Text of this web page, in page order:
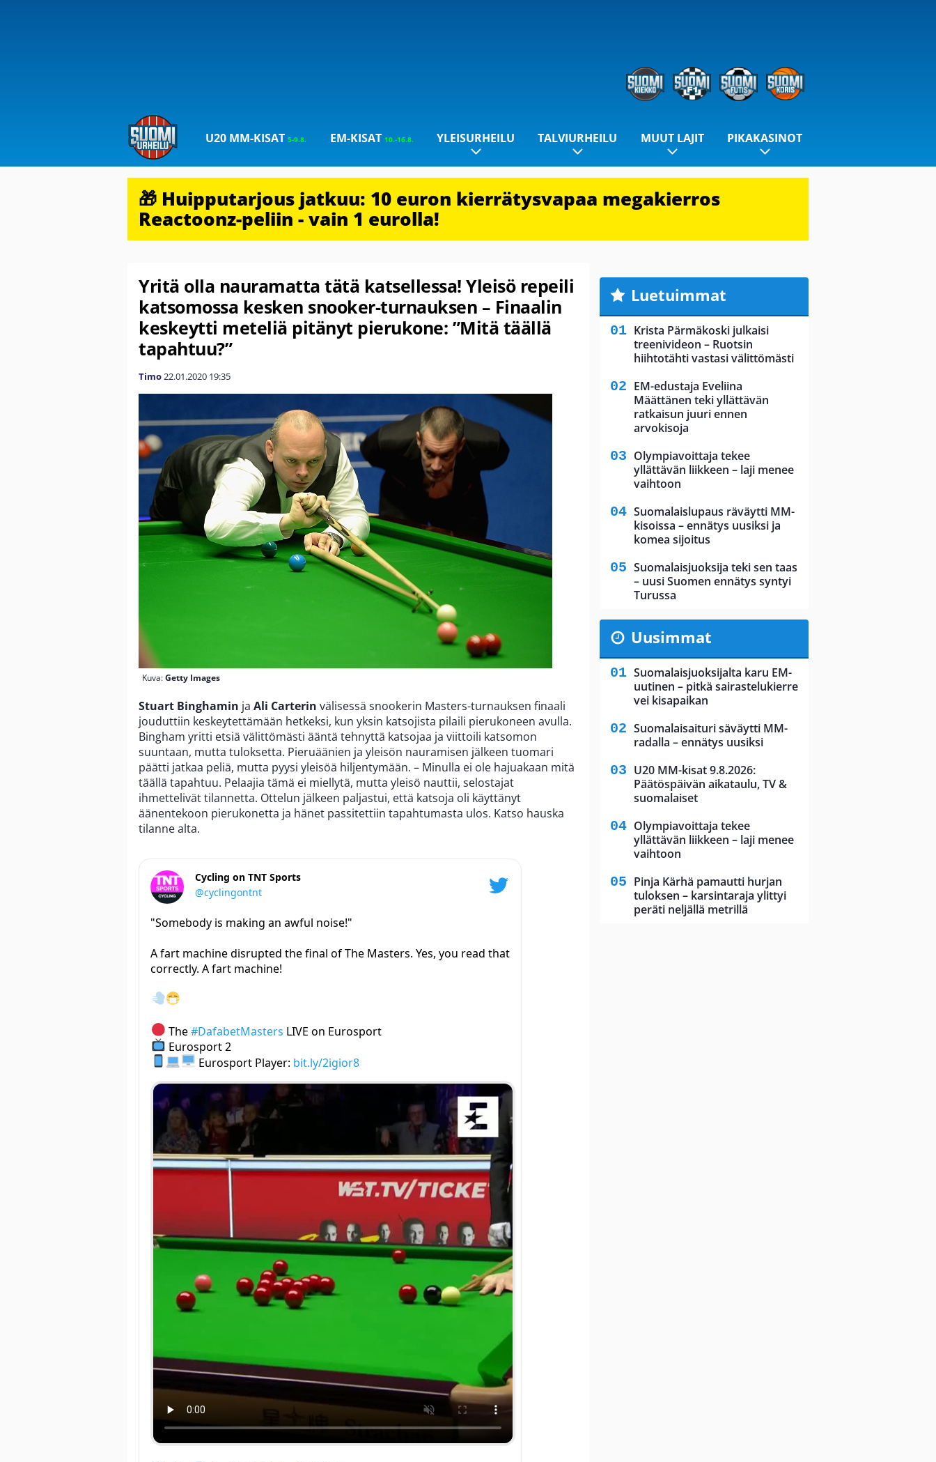
U20 MM-KISAT5-9.8. EM-KISAT 10.-16.8. YLEISURHEILU TALVIURHEILU MUUT LAJIT PIKAKASINOT
🎁 Huipputarjous jatkuu: 10 euron kierrätysvapaa megakierros
Reactoonz-peliin - vain 1 eurolla!
Yritä olla nauramatta tätä katsellessa! Yleisö repeili
katsomossa kesken snooker-turnauksen – Finaalin
keskeytti meteliä pitänyt pierukone: ”Mitä täällä
tapahtuu?”
Timo22.01.2020 19:35
Kuva:Getty Images
Stuart Binghamin ja Ali Carterin välisessä snookerin Masters-turnauksen finaali
jouduttiin keskeytettämään hetkeksi, kun yksin katsojista pilaili pierukoneen avulla.
Bingham yritti etsiä välittömästi ääntä tehnyttä katsojaa ja viittoili katsomon
suuntaan, mutta tuloksetta. Pieruäänien ja yleisön nauramisen jälkeen tuomari
päätti jatkaa peliä, mutta pyysi yleisöä hiljentymään. – Minulla ei ole hajuakaan mitä
täällä tapahtuu. Pelaajia tämä ei miellytä, mutta yleisö nauttii, selostajat
ihmettelivät tilannetta. Ottelun jälkeen paljastui, että katsoja oli käyttänyt
äänentekoon pierukonetta ja hänet passitettiin tapahtumasta ulos. Katso hauska
tilanne alta.
Cycling on TNT Sports
@cyclingontnt
"Somebody is making an awful noise!"
A fart machine disrupted the final of The Masters. Yes, you read that
correctly. A fart machine!
The#DafabetMasters LIVE on Eurosport
Eurosport 2
Eurosport Player: bit.ly/2igior8
Luetuimmat
Krista Pärmäkoski julkaisi
treenivideon – Ruotsin
hiihtotähti vastasi välittömästi
EM-edustaja Eveliina
Määttänen teki yllättävän
ratkaisun juuri ennen
arvokisoja
Olympiavoittaja tekee
yllättävän liikkeen – laji menee
vaihtoon
Suomalaislupaus räväytti MM-
kisoissa – ennätys uusiksi ja
komea sijoitus
Suomalaisjuoksija teki sen taas
– uusi Suomen ennätys syntyi
Turussa
Uusimmat
Suomalaisjuoksijalta karu EM-
uutinen – pitkä sairastelukierre
vei kisapaikan
Suomalaisaituri säväytti MM-
radalla – ennätys uusiksi
U20 MM-kisat 9.8.2026:
Päätöspäivän aikataulu, TV &
suomalaiset
Olympiavoittaja tekee
yllättävän liikkeen – laji menee
vaihtoon
Pinja Kärhä pamautti hurjan
tuloksen – karsintaraja ylittyi
peräti neljällä metrillä